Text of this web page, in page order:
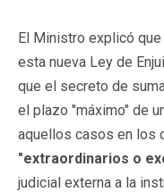
El Ministro explicó
esta nueva Ley de
que el secreto de
el plazo "máximo" de
aquellos casos en los
"extraordinarios o
judicial externa a la